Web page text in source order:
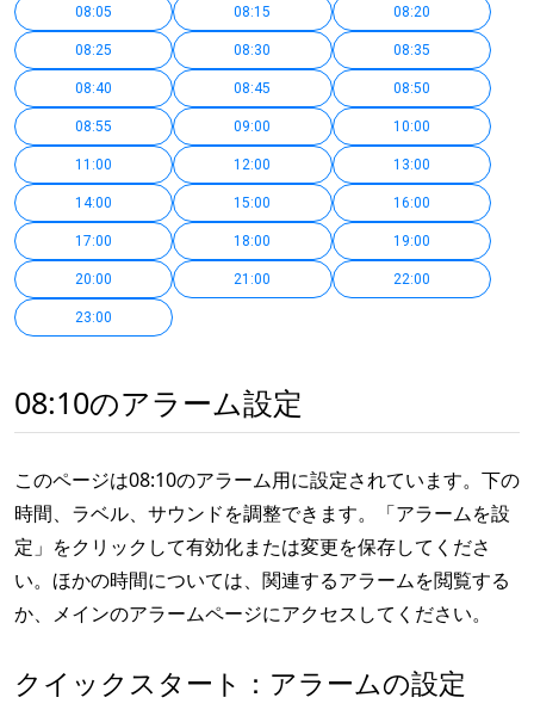
08:05 08:15 08:20
08:25 08:30 08:35
08:40 08:45 08:50
08:55 09:00 10:00
11:00 12:00 13:00
14:00 15:00 16:00
17:00 18:00 19:00
20:00 21:00 22:00
23:00
08:10のアラーム設定
このページは08:10のアラーム用に設定されています。下の
時間、ラベル、サウンドを調整できます。「アラームを設
定」をクリックして有効化または変更を保存してくださ
い。ほかの時間については、関連するアラームを閲覧する
か、メインのアラームページにアクセスしてください。
クイックスタート：アラームの設定